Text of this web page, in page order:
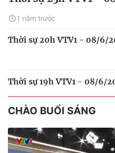
1 năm trước
Thời sự 20h VTV1 - 08/6/
Thời sự 19h VTV1 - 08/6/
CHÀO BUỔI SÁNG